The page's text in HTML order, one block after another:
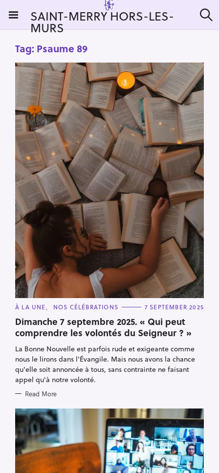
i
SAINT-MERRY HORS-LES-
MURS e
Tag: Psaume 89
C
T
E
G
O
I
E
S
À LA UNE NOS CÉLÉBRATIONS 7 SEPTEMBER 2025
Dimanche 7 septembre 2025. « Qui peut
comprendre les volontés du Seigneur ? »
La Bonne Nouvelle est parfois rude et exigeante comme
nous le lirons dans l’Évangile. Mais nous avons la chance
qu'elle soit annoncée à tous, sans contrainte ne faisant
appel qu'à notre volonté.
Read More